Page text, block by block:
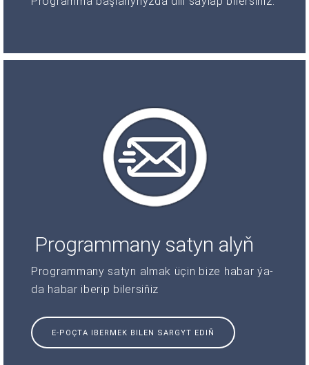
Programmany satyn alyň
Programmany satyn almak üçin bize habar ýa-
da habar iberip bilersiňiz
E-POÇTA IBERMEK BILEN SARGYT EDIŇ